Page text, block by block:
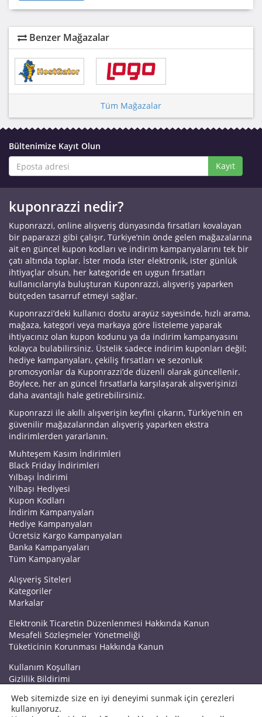
Benzer Mağazalar
Tüm Mağazalar
Bültenimize Kayıt Olun
Kayıt
kuponrazzi nedir?
Kuponrazzi, online alışveriş dünyasında fırsatları kovalayan
bir paparazzi gibi çalışır, Türkiye’nin önde gelen mağazalarına
ait en güncel kupon kodları ve indirim kampanyalarını tek bir
çatı altında toplar. İster moda ister elektronik, ister günlük
ihtiyaçlar olsun, her kategoride en uygun fırsatları
kullanıcılarıyla buluşturan Kuponrazzi, alışveriş yaparken
bütçeden tasarruf etmeyi sağlar.
Kuponrazzi’deki kullanıcı dostu arayüz sayesinde, hızlı arama,
mağaza, kategori veya markaya göre listeleme yaparak
ihtiyacınız olan kupon kodunu ya da indirim kampanyasını
kolayca bulabilirsiniz. Üstelik sadece indirim kuponları değil;
hediye kampanyaları, çekiliş fırsatları ve sezonluk
promosyonlar da Kuponrazzi’de düzenli olarak güncellenir.
Böylece, her an güncel fırsatlarla karşılaşarak alışverişinizi
daha avantajlı hale getirebilirsiniz.
Kuponrazzi ile akıllı alışverişin keyfini çıkarın, Türkiye’nin en
güvenilir mağazalarından alışveriş yaparken ekstra
indirimlerden yararlanın.
Muhteşem Kasım İndirimleri
Black Friday İndirimleri
Yılbaşı İndirimi
Yılbaşı Hediyesi
Kupon Kodları
İndirim Kampanyaları
Hediye Kampanyaları
Ücretsiz Kargo Kampanyaları
Banka Kampanyaları
Tüm Kampanyalar
Alışveriş Siteleri
Kategoriler
Markalar
Elektronik Ticaretin Düzenlenmesi Hakkında Kanun
Mesafeli Sözleşmeler Yönetmeliği
Tüketicinin Korunması Hakkında Kanun
Kullanım Koşulları
Gizlilik Bildirimi
Kuponrazzi Blog
Mağaza Ekle
Web sitemizde size en iyi deneyimi sunmak için çerezleri
kullanıyoruz.